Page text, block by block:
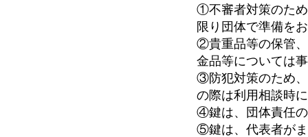
①不審者対策のた
限り団体で準備を
②貴重品等の保管
金品等については
③防犯対策のため
の際は利用相談時
④鍵は、団体責任
⑤鍵は、代表者が